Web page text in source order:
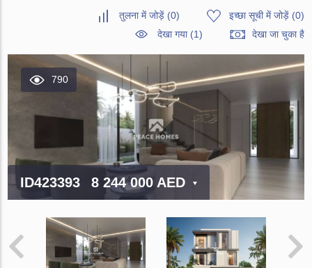
तुलना में जोड़ें(0) इच्छा सूची में जोड़ें(0)
देखा गया (1)
देखा जा चुका है
790
ID423393 8 244 000 AED